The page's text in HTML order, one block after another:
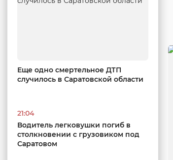
Еще одно смертельное ДТП
случилось в Саратовской области
21:04
Водитель легковушки погиб в
столкновении с грузовиком под
Саратовом